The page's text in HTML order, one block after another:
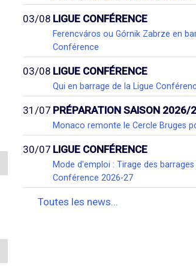
03/08 LIGUE CONFÉRENCE
Ferencváros ou Górnik Zabrze en
Conférence
03/08 LIGUE CONFÉRENCE
Qui en barrage de la Ligue
31/07 PRÉPARATION SAISON 2026/
Monaco remonte le Cercle Bruges
30/07 LIGUE CONFÉRENCE
Mode d'emploi : Tirage des barrages
Conférence 2026-27
Toutes les news...